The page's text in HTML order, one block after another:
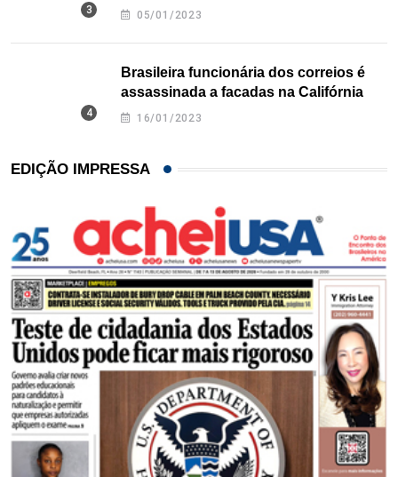
Texas
05/01/2023
Brasileira funcionária dos correios é
assassinada a facadas na Califórnia
16/01/2023
EDIÇÃO IMPRESSA